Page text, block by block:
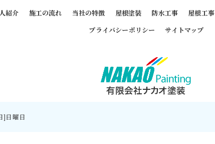
]日曜日
紹介 施工の流れ 当社の特徴 屋根塗装 防水工事 屋根工事
プライバシーポリシー
サイトマップ